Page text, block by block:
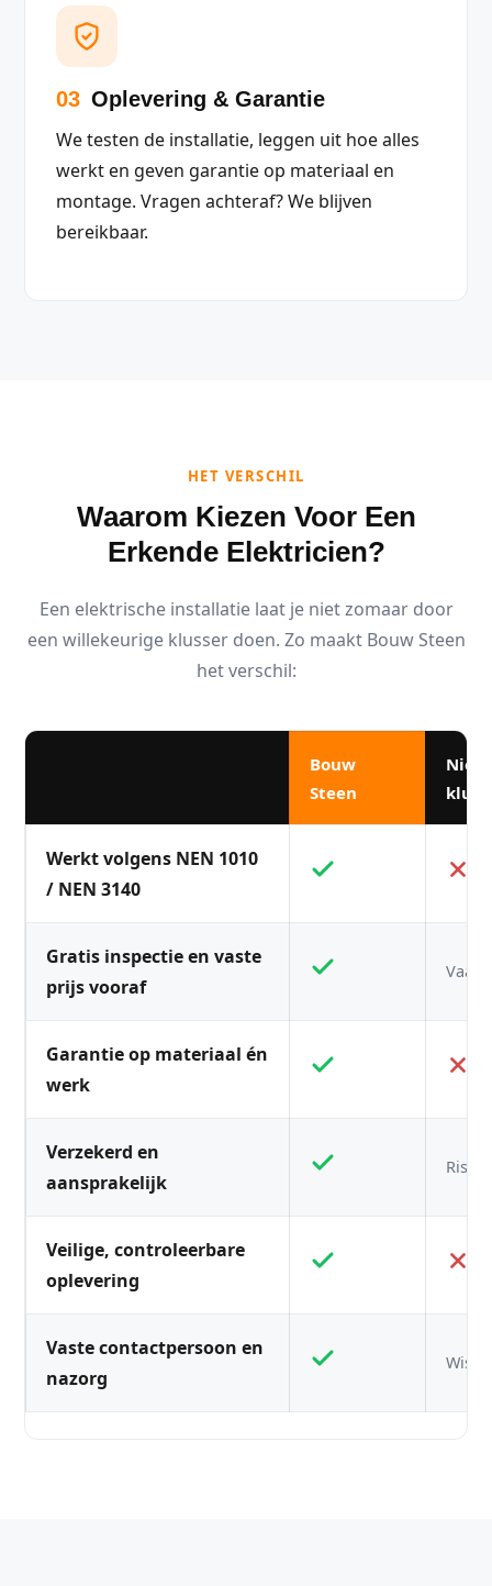
03 Oplevering & Garantie
We testen de installatie, leggen uit hoe alles
werkt en geven garantie op materiaal en
montage. Vragen achteraf? We blijven
bereikbaar.
HET VERSCHIL
Waarom Kiezen Voor Een
Erkende Elektricien?
Een elektrische installatie laat je niet zomaar door
een willekeurige klusser doen. Zo maakt Bouw Steen
het verschil:
Bouw
Steen
Niet-
Werkt volgens NEN 1010
/ NEN 3140
Gratis inspectie en vaste
prijs vooraf
Vaak
Garantie op materiaal én
werk
Verzekerd en
aansprakelijk
Veilige, controleerbare
oplevering
Vaste contactpersoon en
nazorg